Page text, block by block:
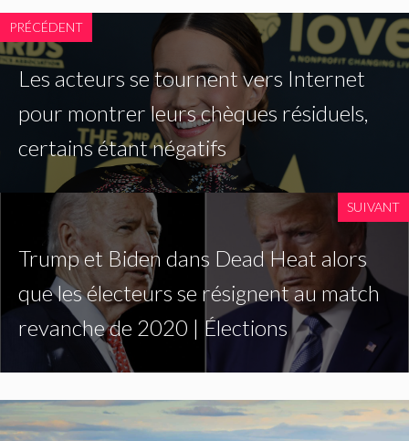
PRÉCÉDENT
Les acteurs se tournent vers Internet
pour montrer leurs chèques résiduels,
certains étant négatifs
SUIVANT
Trump et Biden dans Dead Heat alors
que les électeurs se résignent au match
revanche de 2020 | Élections